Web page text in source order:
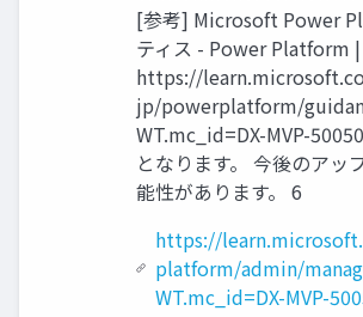
[参考] Microsoft Power
ティス - Power Platform
https://
jp/powerplatform/
WT.mc_id=DX-MVP-
となります。 今後のアッ
能性があります。 6
https://
platform/admin/
WT.mc_id=DX-MVP-